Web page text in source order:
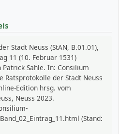
Stadt Neuss (StAN, B.01.01),
11 (10. Februar 1531)
Sahle. In: Consilium
Ratsprotokolle der Stadt Neuss
Edition hrsg. vom
Neuss 2023.
(Stand: